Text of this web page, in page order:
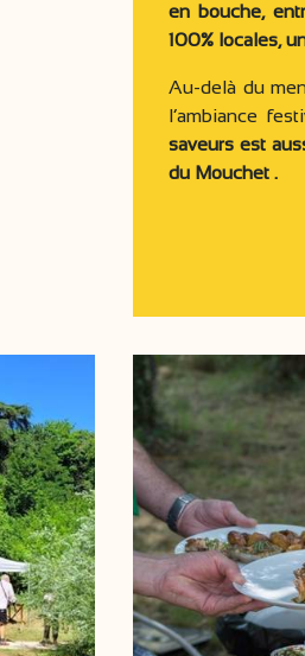
en bouche,
100% locales,
Au-delà du
l’ambiance
saveurs est
du Mouchet .